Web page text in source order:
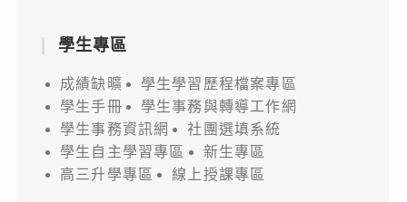
學生專區
成績缺曠
學生學習歷程檔案專區
學生手冊
學生事務與轉導工作網
學生事務資訊網
社團選填系統
學生自主學習專區
新生專區
高三升學專區
線上授課專區